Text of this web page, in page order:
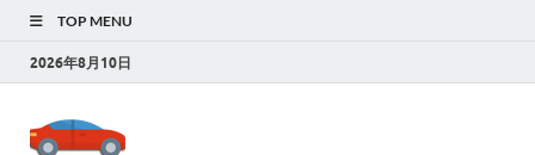
TOP MENU
2026年8月10日